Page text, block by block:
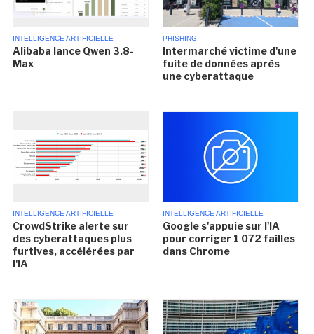
INTELLIGENCE ARTIFICIELLE
Alibaba lance Qwen 3.8-
Max
PHISHING
Intermarché victime d'une
fuite de données après
une cyberattaque
INTELLIGENCE ARTIFICIELLE
CrowdStrike alerte sur
des cyberattaques plus
furtives, accélérées par
l'IA
INTELLIGENCE ARTIFICIELLE
Google s'appuie sur l'IA
pour corriger 1 072 failles
dans Chrome